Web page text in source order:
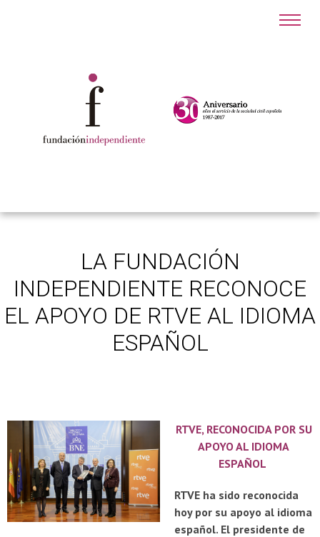
LA FUNDACIÓN
INDEPENDIENTE RECONOCE
EL APOYO DE RTVE AL IDIOMA
ESPAÑOL
RTVE, RECONOCIDA POR SU
APOYO AL IDIOMA
ESPAÑOL
RTVE ha sido reconocida
hoy por su apoyo al idioma
español. El presidente de